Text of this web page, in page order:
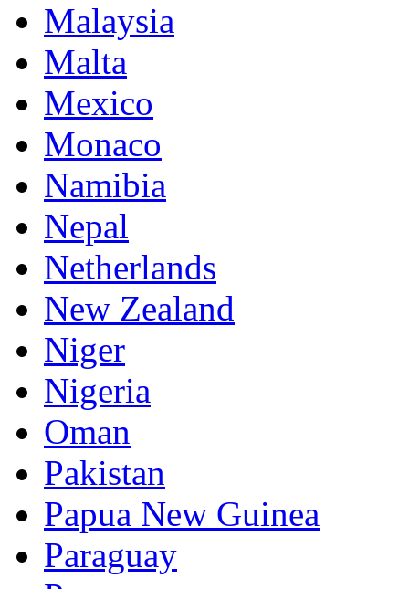
Malaysia
Malta
Mexico
Monaco
Namibia
Nepal
Netherlands
New Zealand
Niger
Nigeria
Oman
Pakistan
Papua New Guinea
Paraguay